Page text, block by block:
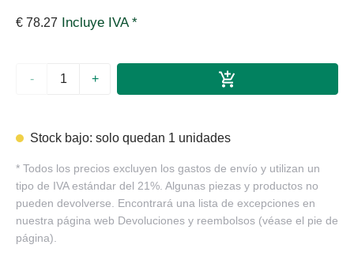
€ 78.27 Incluye IVA *
- +
Stock bajo: solo quedan 1 unidades
* Todos los precios excluyen los gastos de envío y utilizan un
tipo de IVA estándar del 21%. Algunas piezas y productos no
pueden devolverse. Encontrará una lista de excepciones en
nuestra página web Devoluciones y reembolsos (véase el pie de
página).